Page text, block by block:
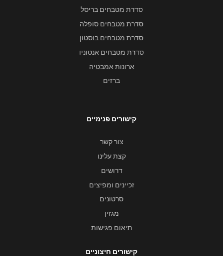
סדרת מטבחים בריסל
סדרת מטבחים סופלה
סדרת מטבחים בוסטון
סדרת מטבחים אנטוניו
ארונות אמבטיה
ברזים
קישורים פנימיים
צור קשר
קצת עלינו
דרושים
זכיינים ומפיצים
סרטונים
מגזין
תיאום פגישות
קישורים חיצוניים